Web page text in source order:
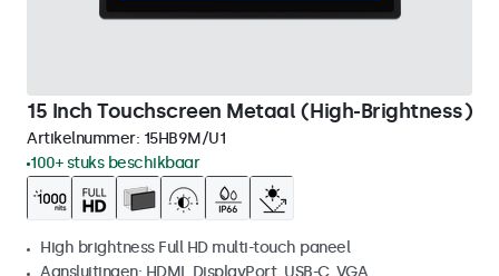
15 Inch Touchscreen Metaal (High-Brightness)
Artikelnummer: 15HB9M/U1
100+ stuks beschikbaar
High brightness Full HD multi-touch paneel
Aansluitingen: HDMI, DisplayPort, USB-C, VGA